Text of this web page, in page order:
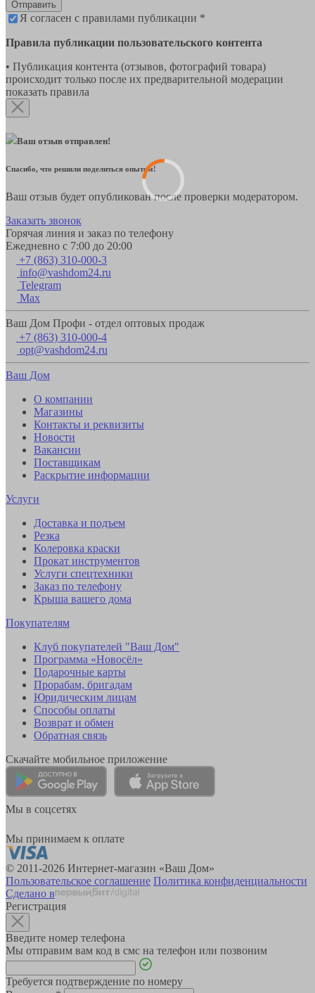
Отправить
Я согласен с правилами публикации *
Правила публикации пользовательского контента
• Публикация контента (отзывов, фотографий товара)
происходит только после их предварительной модерации
показать правила
Ваш отзыв отправлен!
Спасибо, что решили поделиться опытом!
Ваш отзыв будет опубликован после проверки модератором.
Заказать звонок
Горячая линия и заказ по телефону
Ежедневно с 7:00 до 20:00
+7 (863) 310-000-3
info@vashdom24.ru
Telegram
Max
Ваш Дом Профи - отдел оптовых продаж
+7 (863) 310-000-4
opt@vashdom24.ru
Ваш Дом
О компании
Магазины
Контакты и реквизиты
Новости
Вакансии
Поставщикам
Раскрытие информации
Услуги
Доставка и подъем
Резка
Колеровка краски
Прокат инструментов
Услуги спецтехники
Заказ по телефону
Крыша вашего дома
Покупателям
Клуб покупателей "Ваш Дом"
Программа «Новосёл»
Подарочные карты
Прорабам, бригадам
Юридическим лицам
Способы оплаты
Возврат и обмен
Обратная связь
Скачайте мобильное приложение
Мы в соцсетях
Мы принимаем к оплате
© 2011-2026 Интернет-магазин «Ваш Дом»
Пользовательское соглашение Политика конфиденциальности
Сделано в
Регистрация
Введите номер телефона
Мы отправим вам код в смс на телефон или позвоним
Требуется подтверждение по номеру